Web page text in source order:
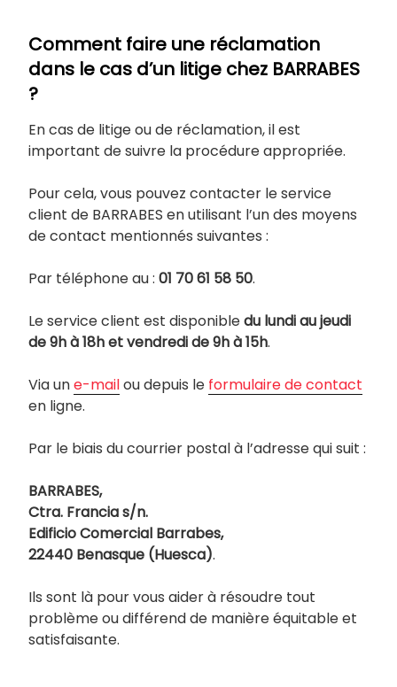
Comment faire une réclamation
dans le cas d’un litige chez BARRABES
?
En cas de litige ou de réclamation, il est
important de suivre la procédure appropriée.
Pour cela, vous pouvez contacter le service
client de BARRABES en utilisant l’un des moyens
de contact mentionnés suivantes :
Par téléphone au : 01 70 61 58 50.
Le service client est disponibledu lundi au jeudi
de 9h à 18h et vendredi de 9h à 15h.
Via une-mailou depuis le formulaire de contact
en ligne.
Par le biais du courrier postal à l’adresse qui suit :
BARRABES,
Ctra. Francia s/n.
Edificio Comercial Barrabes,
22440 Benasque (Huesca).
Ils sont là pour vous aider à résoudre tout
problème ou différend de manière équitable et
satisfaisante.